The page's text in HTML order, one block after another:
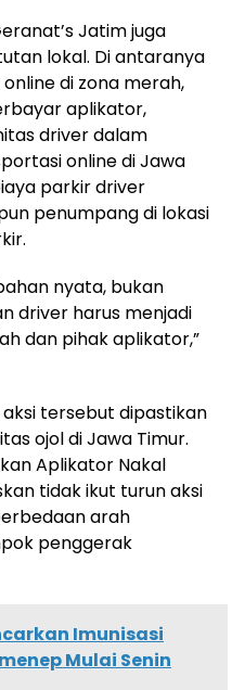
Jatim juga
lokal. Di antaranya
di zona merah,
aplikator,
driver dalam
online di Jawa
parkir driver
penumpang di lokasi
nyata, bukan
driver harus menjadi
dan pihak aplikator,”
tersebut dipastikan
ojol di Jawa Timur.
Aplikator Nakal
tidak ikut turun aksi
arah
penggerak
Imunisasi
Mulai Senin